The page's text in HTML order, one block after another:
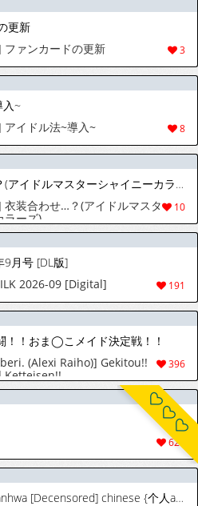
更新
3
ファンカードの更新
入~
8
イドル法~導入~
[ギシュレッド] 衣装合わせ…？(アイドルマスターシャイニーカラーズ)
10
衣装合わせ…？(アイドルマスタ
ラーズ)
9月号 [DL版]
191
2026-09 [Digital]
！！おま◯こメイド決定戦！！
396
(Alexi Raiho)] Gekitou!!
Ketteisen!!
628
[kkan] 혼전순결 여자친구...manhwa [Decensored] chinese {个人ai机翻}